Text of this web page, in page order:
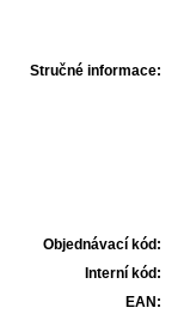
Stručné informace:
Objednávací kód:
Interní kód:
EAN: